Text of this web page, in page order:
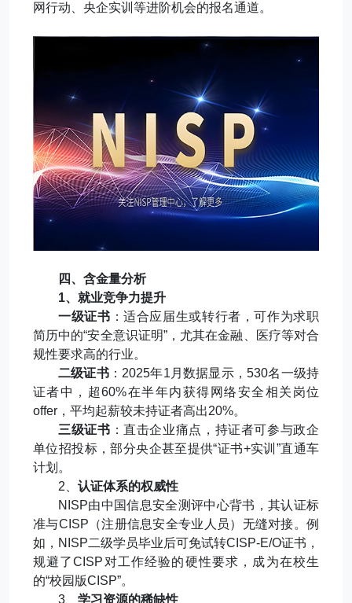
网行动、央企实训等进阶机会的报名通道。
四、含金量分析
1、就业竞争力提升
一级证书 ：适合应届生或转行者，可作为求职
简历中的“安全意识证明”，尤其在金融、医疗等对合
规性要求高的行业。
二级证书： 2025年1 月数据显示，530名一级持
证者中，超60%在半年内获得网络安全相关岗位
offer ，平均起薪较未持证者高出20%。
三级证书 ：直击企业痛点，持证者可参与政企
单位招投标，部分央企甚至提供“证书+实训 ”直通车
计划。
2
认证体系的权威性
NISP由中国信息安全测评中心背书，其认证标
准与CISP （注册信息安全专业人员）无缝对接。例
如， NISP二级学员毕业后可免试转CISP-E/O证书，
规避了CISP 对工作经验的硬性要求，成为在校生
的“校园版CISP”。
3
学习资源的稀缺性